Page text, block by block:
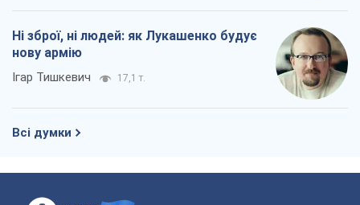
Ні зброї, ні людей: як Лукашенко будує
нову армію
Ігар Тишкевич 17,1 т.
Всі думки